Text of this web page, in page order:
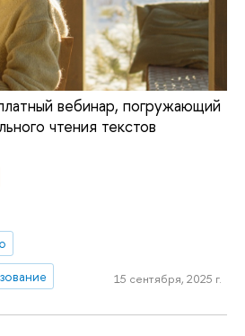
вебинар, погружающий
чтения текстов
15 сентября, 2025 г.